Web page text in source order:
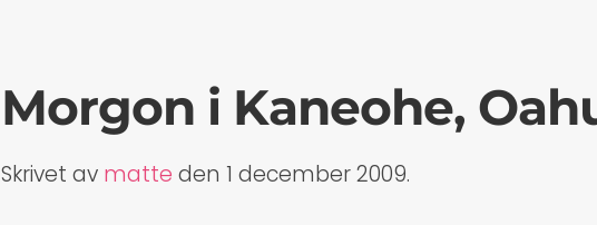
Morgon i Kaneohe,
Skrivet av matte den 1 december 2009.